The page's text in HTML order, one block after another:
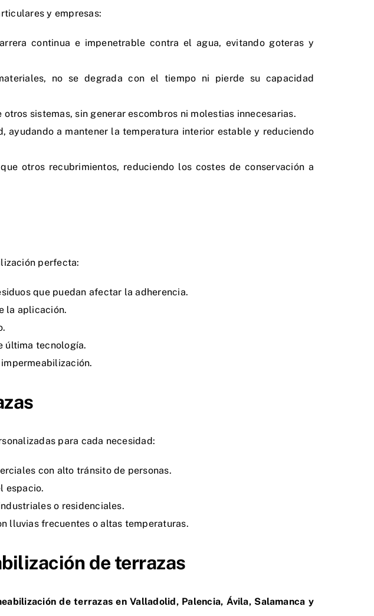
y empresas:
continua e impenetrable contra el agua, evitando goteras y
no se degrada con el tiempo ni pierde su capacidad
sistemas, sin generar escombros ni molestias innecesarias.
ayudando a mantener la temperatura interior estable y reduciendo
otros recubrimientos, reduciendo los costes de conservación a
perfecta:
que puedan afectar la adherencia.
la aplicación.
última tecnología.
para cada necesidad:
con alto tránsito de personas.
espacio.
o residenciales.
lluvias frecuentes o altas temperaturas.
de terrazas
de terrazas en Valladolid, Palencia, Ávila, Salamanca y